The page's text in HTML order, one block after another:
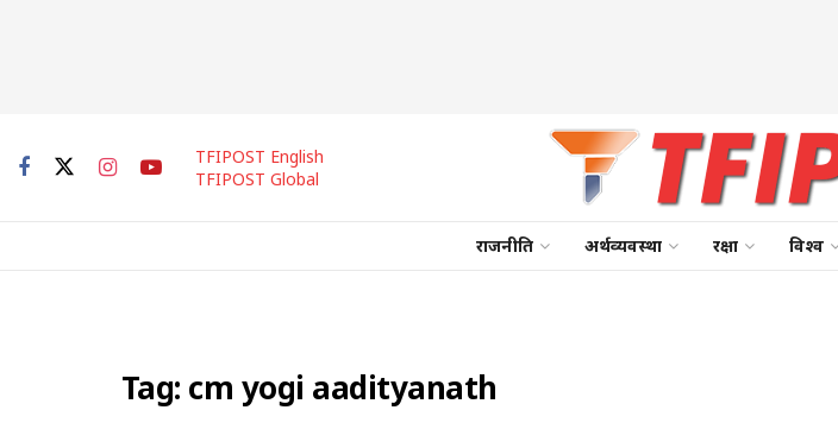
TFIPOST English
TFIPOST Global
राजनीति अर्थव्यवस्था रक्षा विश्व
Tag: cm yogi aadityanath